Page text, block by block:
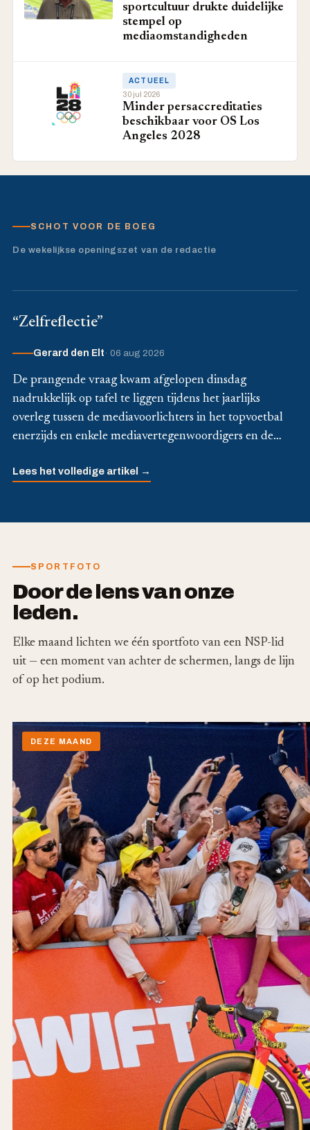
sportcultuur drukte duidelijke
stempel op
mediaomstandigheden
ACTUEEL
30 jul 2026
Minder persaccreditaties
beschikbaar voor OS Los
Angeles 2028
SCHOT VOOR DE BOEG
De wekelijkse openingszet van de redactie
“Zelfreflectie”
Gerard den Elt· 06 aug 2026
De prangende vraag kwam afgelopen dinsdag
nadrukkelijk op tafel te liggen tijdens het jaarlijks
overleg tussen de mediavoorlichters in het topvoetbal
enerzijds en enkele mediavertegenwoordigers en de…
Lees het volledige artikel →
SPORTFOTO
Door de lens van onze
leden.
Elke maand lichten we één sportfoto van een NSP-lid
uit — een moment van achter de schermen, langs de lijn
of op het podium.